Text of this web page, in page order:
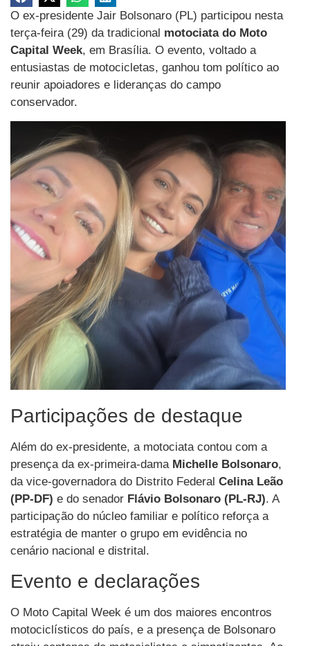
O ex-presidente Jair Bolsonaro (PL) participou nesta
terça-feira (29) da tradicional motociata do Moto
Capital Week, em Brasília. O evento, voltado a
entusiastas de motocicletas, ganhou tom político ao
reunir apoiadores e lideranças do campo
conservador.
Participações de destaque
Além do ex-presidente, a motociata contou com a
presença da ex-primeira-dama Michelle Bolsonaro,
da vice-governadora do Distrito Federal Celina Leão
(PP-DF) e do senador Flávio Bolsonaro (PL-RJ). A
participação do núcleo familiar e político reforça a
estratégia de manter o grupo em evidência no
cenário nacional e distrital.
Evento e declarações
O Moto Capital Week é um dos maiores encontros
motociclísticos do país, e a presença de Bolsonaro